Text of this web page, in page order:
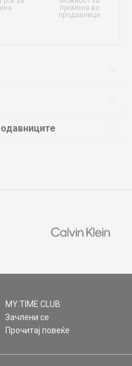
промена во
продавница
MY:TIME CLUB
Зачлени се
Прочитај повеќе